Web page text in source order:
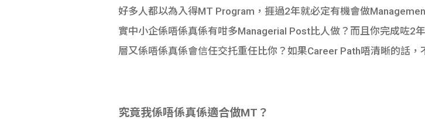
好多人都以為入得MT Program，捱過2年就必定有機會做
實中小企係唔係真係有咁多Managerial Post比人做？而且你完成咗2
層又係唔係真係會信任交托重任比你？如果Career Path唔清晰的話
究竟我係唔係真係適合做MT？